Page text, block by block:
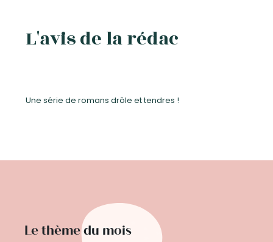
L'avis de la rédac
Une série de romans drôle et tendres !
Le thème du mois